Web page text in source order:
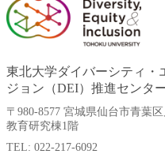
東北大学ダイバーシティ・
ジョン（DEI）推進センタ
〒980-8577 宮城県仙台市青葉
教育研究棟1階
TEL: 022-217-6092